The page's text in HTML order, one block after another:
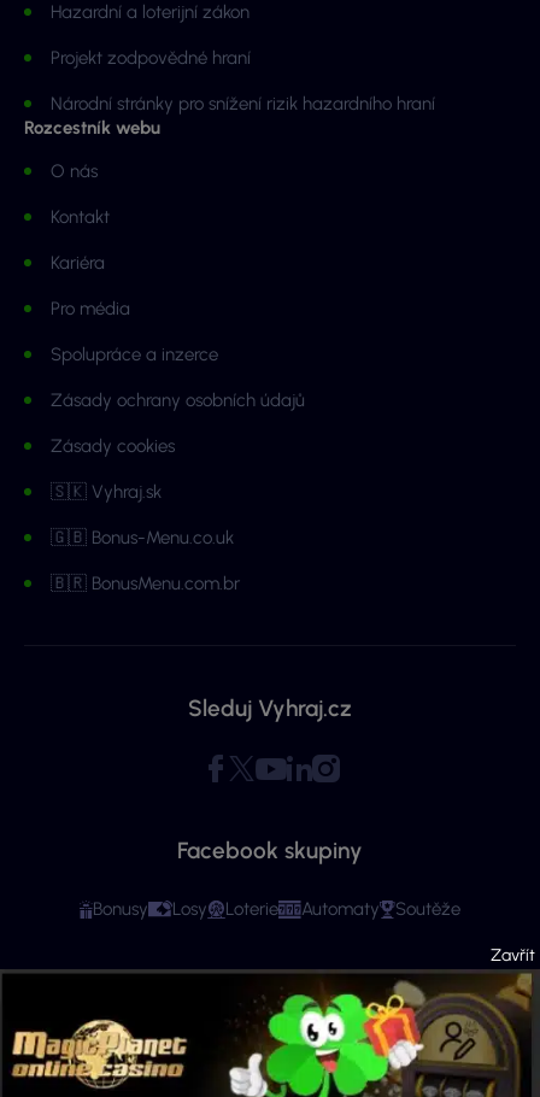
Hazardní a loterijní zákon
Projekt zodpovědné hraní
Národní stránky pro snížení rizik hazardního hraní
Rozcestník webu
O nás
Kontakt
Kariéra
Pro média
Spolupráce a inzerce
Zásady ochrany osobních údajů
Zásady cookies
🇸🇰 Vyhraj.sk
🇬🇧 Bonus-Menu.co.uk
🇧🇷 BonusMenu.com.br
Sleduj Vyhraj.cz
Facebook skupiny
Bonusy Losy Loterie Automaty Soutěže
Copyright © 2026 - Všechna práva vyhrazena. Vyhraj.cz | Ministerstvo financí
varuje: Účastí na hazardní hře může vzniknout závislost! Stránky mají čistě
informační charakter. Veškeré informace se týkají osob starších 18 let.
Provozovatelem webu je ExeMedia s.r.o. se sídlem Kurzova 2222/16, Stodůlky,